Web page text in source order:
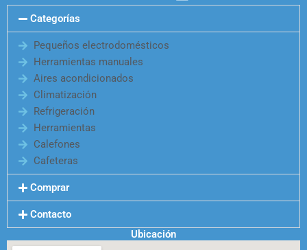
Categorías
Pequeños electrodomésticos
Herramientas manuales
Aires acondicionados
Climatización
Refrigeración
Herramientas
Calefones
Cafeteras
Comprar
Contacto
Ubicación